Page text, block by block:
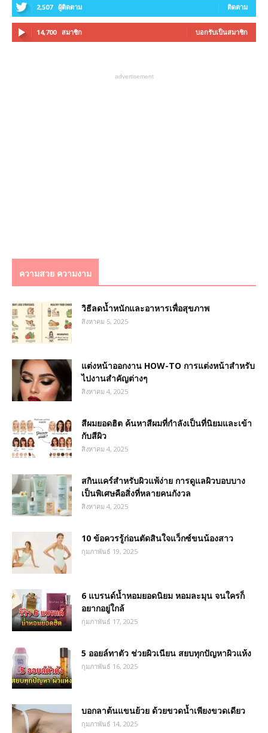
2,507 ผู้ติดตาม ติดตาม
14,700 สมาชิก บอกรับเป็นสมาชิก
advertisement
ความสวย ความงาม
วิธีลดน้ำหนักและอาหารเพื่อสุขภาพ
สิงหาคม 5, 2025
แต่งหน้าออกงาน HOW-TO การแต่งหน้าสำหรับ
ไปงานสำคัญต่างๆ
สิงหาคม 4, 2025
สีผมยอดฮิต ค้นหาสีผมที่กำลังเป็นที่นิยมและเข้า
กับสีผิว
สิงหาคม 4, 2025
สกินแคร์สำหรับผิวแพ้ง่าย การดูแลผิวบอบบาง
เป็นพิเศษคือสิ่งที่หลายคนกังวล
สิงหาคม 4, 2025
10 ข้อควรรู้ก่อนตัดสินใจแว็กซ์ขนน้องสาว
กุมภาพันธ์ 19, 2025
6 แบรนด์น้ำหอมยอดนิยม หอมละมุน จนใครก็
อยากอยู่ใกล้
กุมภาพันธ์ 17, 2025
5 ออยล์ทาตัว ช่วยผิวเนียน สยบทุกปัญหาผิวแห้ง
กุมภาพันธ์ 16, 2025
บอกลาต้นแขนย้วย ด้วยขวดน้ำเพียงขวดเดียว
กุมภาพันธ์ 14, 2025